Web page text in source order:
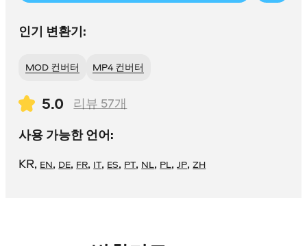
인기 변환기:
MOD 컨버터 MP4 컨버터
5.0 리뷰 57개
사용 가능한 언어:
KR, EN, DE, FR, IT, ES, PT, NL, PL,JP,ZH